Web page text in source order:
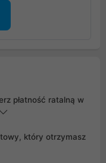
płatność ratalną w
który otrzymasz